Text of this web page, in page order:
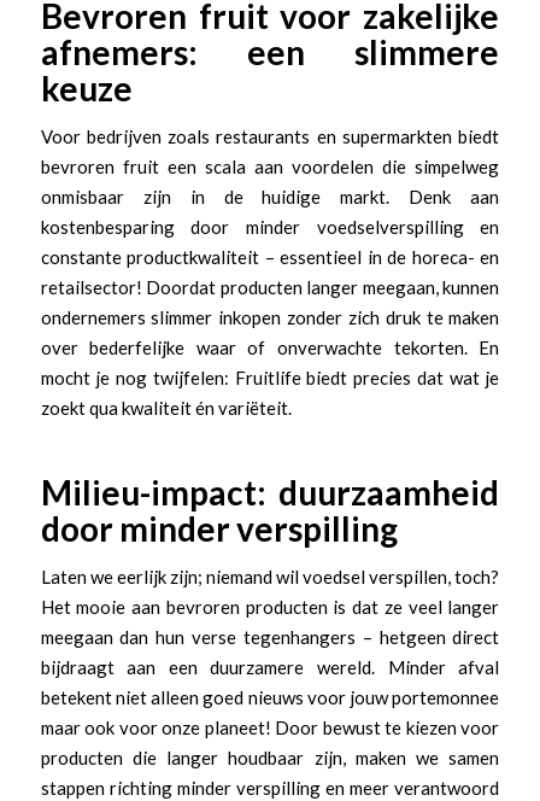
Bevroren fruit voor zakelijke
afnemers: een slimmere
keuze
Voor bedrijven zoals restaurants en supermarkten biedt
bevroren fruit een scala aan voordelen die simpelweg
onmisbaar zijn in de huidige markt. Denk aan
kostenbesparing door minder voedselverspilling en
constante productkwaliteit – essentieel in de horeca- en
retailsector! Doordat producten langer meegaan, kunnen
ondernemers slimmer inkopen zonder zich druk te maken
over bederfelijke waar of onverwachte tekorten. En
mocht je nog twijfelen: Fruitlife biedt precies dat wat je
zoekt qua kwaliteit én variëteit.
Milieu-impact: duurzaamheid
door minder verspilling
Laten we eerlijk zijn; niemand wil voedsel verspillen, toch?
Het mooie aan bevroren producten is dat ze veel langer
meegaan dan hun verse tegenhangers – hetgeen direct
bijdraagt aan een duurzamere wereld. Minder afval
betekent niet alleen goed nieuws voor jouw portemonnee
maar ook voor onze planeet! Door bewust te kiezen voor
producten die langer houdbaar zijn, maken we samen
stappen richting minder verspilling en meer verantwoord